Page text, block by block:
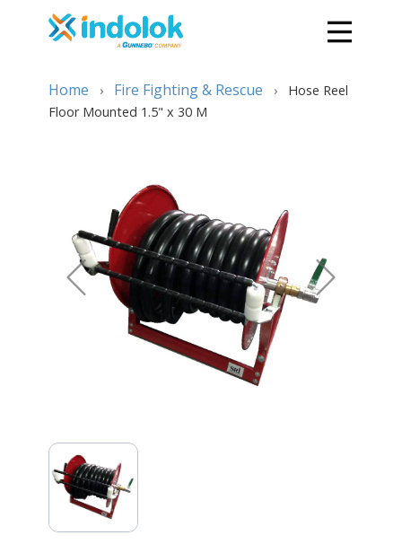
Home › Fire Fighting & Rescue ›
Hose Reel
Floor Mounted 1.5" x 30 M